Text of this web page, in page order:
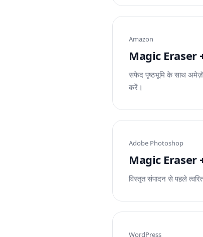
Amazon
Magic Eraser +
सफेद पृष्ठभूमि के साथ
करें।
Adobe Photoshop
Magic Eraser +
विस्तृत संपादन से पहले
WordPress